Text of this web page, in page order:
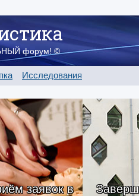
форум! ©
Исследования
заявок в